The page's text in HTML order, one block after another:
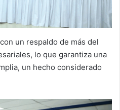
un respaldo de más del
lo que garantiza una
un hecho considerado